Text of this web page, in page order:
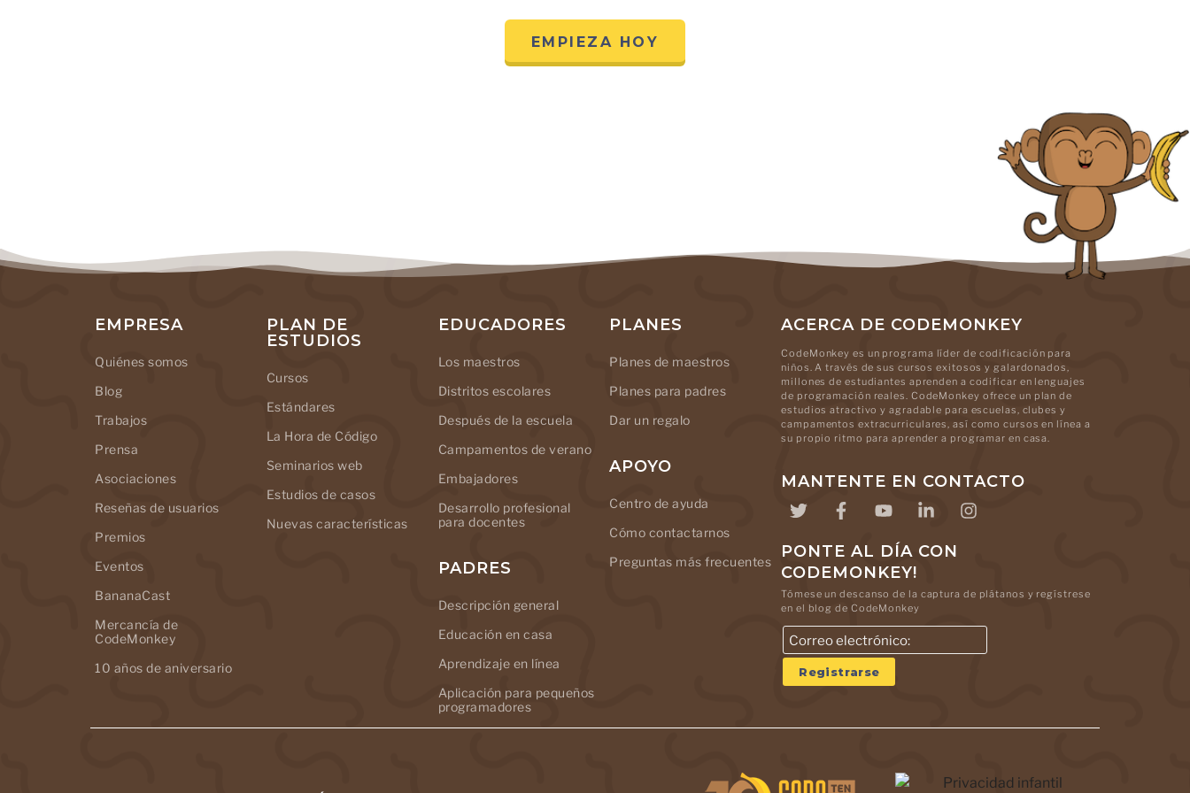
EMPIEZA HOY
EMPRESA
Quiénes somos
Blog
Trabajos
Prensa
Asociaciones
Reseñas de usuarios
Premios
Eventos
BananaCast
Mercancía de
CodeMonkey
10 años de aniversario
PLAN DE
ESTUDIOS
Cursos
Estándares
La Hora de Código
Seminarios web
Estudios de casos
Nuevas características
EDUCADORES
Los maestros
Distritos escolares
Después de la escuela
Campamentos de verano
Embajadores
Desarrollo profesional
para docentes
PADRES
Descripción general
Educación en casa
Aprendizaje en línea
Aplicación para pequeños
programadores
PLANES
Planes de maestros
Planes para padres
Dar un regalo
APOYO
Centro de ayuda
Cómo contactarnos
Preguntas más frecuentes
ACERCA DE CODEMONKEY
CodeMonkey es un programa líder de codificación para
niños. A través de sus cursos exitosos y galardonados,
millones de estudiantes aprenden a codificar en lenguajes
de programación reales. CodeMonkey ofrece un plan de
estudios atractivo y agradable para escuelas, clubes y
campamentos extracurriculares, así como cursos en línea a
su propio ritmo para aprender a programar en casa.
MANTENTE EN CONTACTO
PONTE AL DÍA CON
CODEMONKEY!
Tómese un descanso de la captura de plátanos y regístrese
en el blog de CodeMonkey